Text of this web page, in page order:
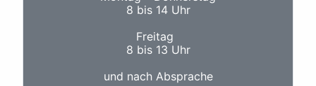
8 bis 14 Uhr
Freitag
8 bis 13 Uhr
und nach Absprache